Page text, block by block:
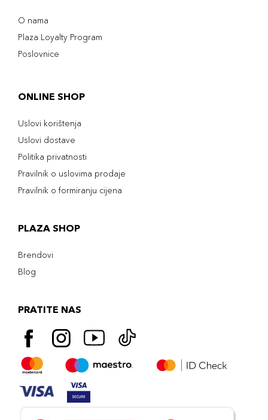
O nama
Plaza Loyalty Program
Poslovnice
ONLINE SHOP
Uslovi korištenja
Uslovi dostave
Politika privatnosti
Pravilnik o uslovima prodaje
Pravilnik o formiranju cijena
PLAZA SHOP
Brendovi
Blog
PRATITE NAS